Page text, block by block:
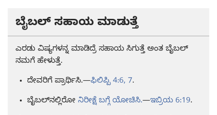
ಬೈಬಲ್‌ ಸಹಾಯ ಮಾಡುತ್ತೆ
ಎರಡು ವಿಷ್ಯಗಳನ್ನ ಮಾಡಿದ್ರೆ ಸಹಾಯ ಸಿಗುತ್ತೆ ಅಂತ ಬೈಬಲ್‌
ನಮಗೆ ಹೇಳುತ್ತೆ.
ದೇವರಿಗೆ ಪ್ರಾರ್ಥಿಸಿ.—ಫಿಲಿಪ್ಪಿ 4:6, 7.
ಬೈಬಲ್‌ನಲ್ಲಿರೋ ನಿರೀಕ್ಷೆ ಬಗ್ಗೆ ಯೋಚಿಸಿ.—ಇಬ್ರಿಯ 6:19.